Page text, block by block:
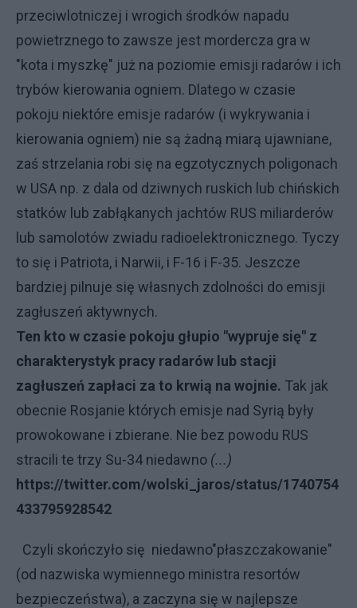
przeciwlotniczej i wrogich środków napadu
powietrznego to zawsze jest mordercza gra w
"kota i myszkę" już na poziomie emisji radarów i ich
trybów kierowania ogniem. Dlatego w czasie
pokoju niektóre emisje radarów (i wykrywania i
kierowania ogniem) nie są żadną miarą ujawniane,
zaś strzelania robi się na egzotycznych poligonach
w USA np. z dala od dziwnych ruskich lub chińskich
statków lub zabłąkanych jachtów RUS miliarderów
lub samolotów zwiadu radioelektronicznego. Tyczy
to się i Patriota, i Narwii, i F-16 i F-35. Jeszcze
bardziej pilnuje się własnych zdolności do emisji
zagłuszeń aktywnych.
Ten kto w czasie pokoju głupio "wypruje się" z
charakterystyk pracy radarów lub stacji
zagłuszeń zapłaci za to krwią na wojnie. Tak jak
obecnie Rosjanie których emisje nad Syrią były
prowokowane i zbierane. Nie bez powodu RUS
stracili te trzy Su-34 niedawno (...)
https://twitter.com/wolski_jaros/status/1740754
433795928542
Czyli skończyło się niedawno"płaszczakowanie"
(od nazwiska wymiennego ministra resortów
bezpieczeństwa), a zaczyna się w najlepsze